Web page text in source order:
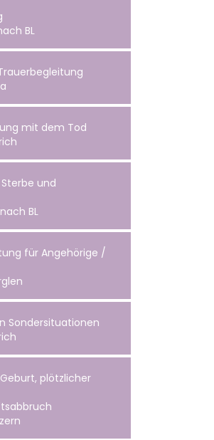
BL
mit dem Tod
und
BL
für Angehörige /
Sondersituationen
plötzlicher